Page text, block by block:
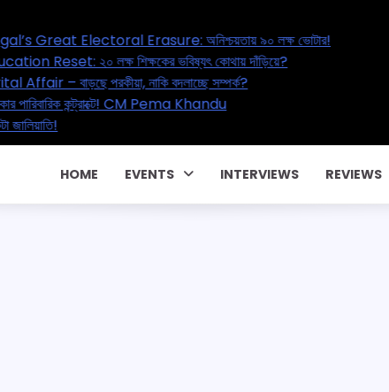
Electoral Erasure: অনিশ্চয়তায় ৯০ লক্ষ ভোটার!
২০ লক্ষ শিক্ষকের ভবিষ্যৎ কোথায় দাঁড়িয়ে?
বাড়ছে পরকীয়া, নাকি বদলাচ্ছে সম্পর্ক?
কন্ট্রাক্টে! CM Pema Khandu
HOME EVENTS INTERVIEWS REVIEWS